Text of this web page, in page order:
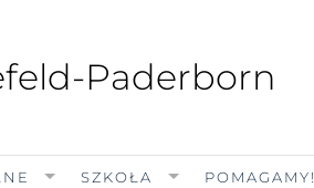
Paderborn
SZKOŁA POMAGAMY!